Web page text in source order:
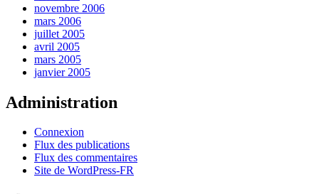
novembre 2006
mars 2006
juillet 2005
avril 2005
mars 2005
janvier 2005
Administration
Connexion
Flux des publications
Flux des commentaires
Site de WordPress-FR